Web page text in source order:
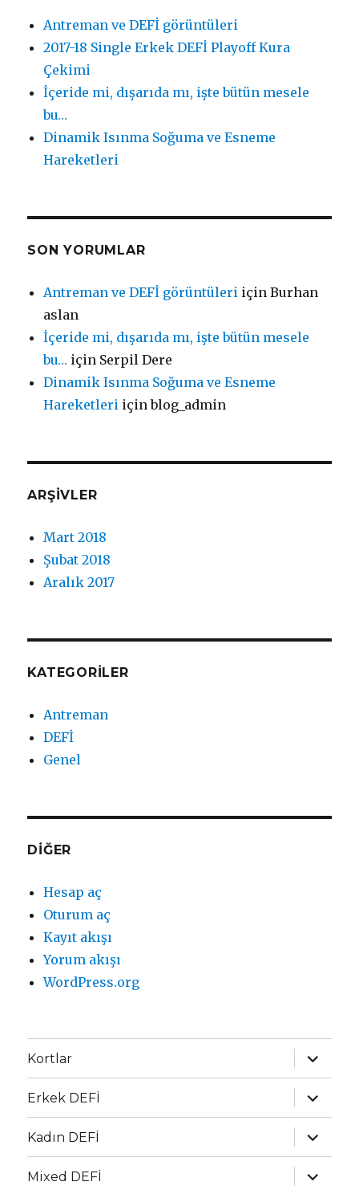
Antreman ve DEFİ görüntüleri
2017-18 Single Erkek DEFİ Playoff Kura
Çekimi
İçeride mi, dışarıda mı, işte bütün mesele
bu…
Dinamik Isınma Soğuma ve Esneme
Hareketleri
SON YORUMLAR
Antreman ve DEFİ görüntüleri içinBurhan
aslan
İçeride mi, dışarıda mı, işte bütün mesele
bu… için Serpil Dere
Dinamik Isınma Soğuma ve Esneme
Hareketleri içinblog_admin
ARŞIVLER
Mart 2018
Şubat 2018
Aralık 2017
KATEGORILER
Antreman
DEFİ
Genel
DIĞER
Hesap aç
Oturum aç
Kayıt akışı
Yorum akışı
WordPress.org
Kortlar
Alt
menüyü
genişlet
Erkek DEFİ
Alt
menüyü
genişlet
Kadın DEFİ
Alt
menüyü
genişlet
Mixed DEFİ
Alt
menüyü